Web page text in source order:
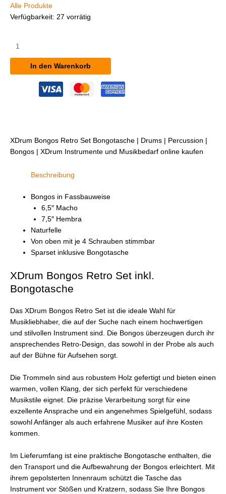
Alle Produkte
Verfügbarkeit: 27 vorrätig
Bongos
Set
Bongotasche
In den Warenkorb
XDrum Bongos Retro Set Bongotasche | Drums | Percussion |
Bongos | XDrum Instrumente und Musikbedarf online kaufen
Beschreibung
Bongos in Fassbauweise
6,5″ Macho
7,5″ Hembra
Naturfelle
Von oben mit je 4 Schrauben stimmbar
Sparset inklusive Bongotasche
XDrum Bongos Retro Set inkl.
Bongotasche
Das XDrum Bongos Retro Set ist die ideale Wahl für
Musikliebhaber, die auf der Suche nach einem hochwertigen
und stilvollen Instrument sind. Die Bongos überzeugen durch ihr
ansprechendes Retro-Design, das sowohl in der Probe als auch
auf der Bühne für Aufsehen sorgt.
Die Trommeln sind aus robustem Holz gefertigt und bieten einen
warmen, vollen Klang, der sich perfekt für verschiedene
Musikstile eignet. Die präzise Verarbeitung sorgt für eine
exzellente Ansprache und ein angenehmes Spielgefühl, sodass
sowohl Anfänger als auch erfahrene Musiker auf ihre Kosten
kommen.
Im Lieferumfang ist eine praktische Bongotasche enthalten, die
den Transport und die Aufbewahrung der Bongos erleichtert. Mit
ihrem gepolsterten Innenraum schützt die Tasche das
Instrument vor Stößen und Kratzern, sodass Sie Ihre Bongos